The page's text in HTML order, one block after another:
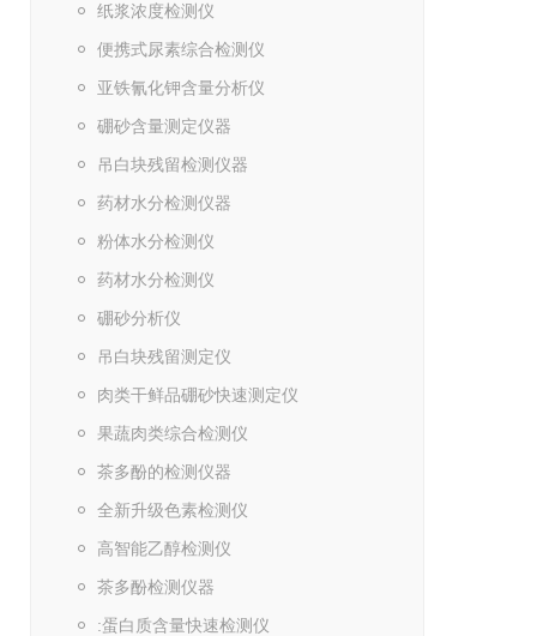
纸浆浓度检测仪
便携式尿素综合检测仪
亚铁氰化钾含量分析仪
硼砂含量测定仪器
吊白块残留检测仪器
药材水分检测仪器
粉体水分检测仪
药材水分检测仪
硼砂分析仪
吊白块残留测定仪
肉类干鲜品硼砂快速测定仪
果蔬肉类综合检测仪
茶多酚的检测仪器
全新升级色素检测仪
高智能乙醇检测仪
茶多酚检测仪器
:蛋白质含量快速检测仪